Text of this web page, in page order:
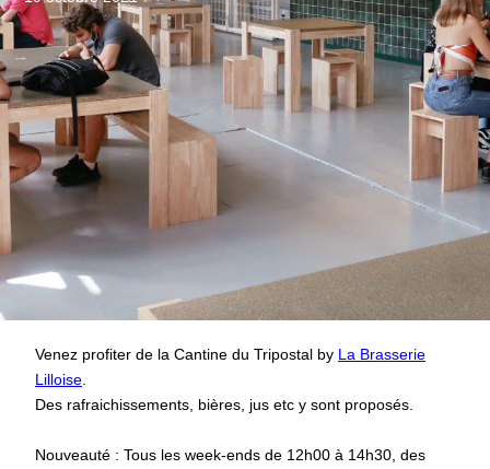
Venez profiter de la Cantine du Tripostal by La Brasserie
Lilloise
Des rafraichissements, bières, jus etc y sont proposés.
Nouveauté : Tous les week-ends de 12h00 à 14h30, des